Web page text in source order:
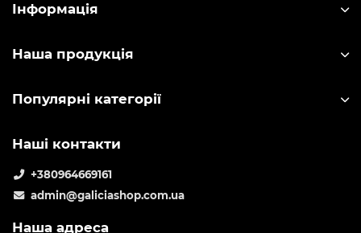
Інформація
Наша продукція
Популярні категорії
Наші контакти
+380964669161
admin@galiciashop.com.ua
Наша адреса